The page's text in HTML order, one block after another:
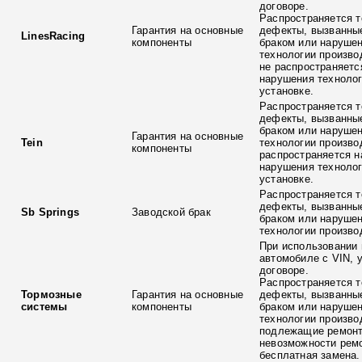
LinesRacing
Гарантия на основные
компоненты
договоре.
Распространяется
дефекты,
браком или
технологии
не
нарушения
установке.
Tein
Гарантия на основные
компоненты
Распространяется
дефекты,
браком или
технологии
распространяется
нарушения
установке.
Sb Springs Заводской брак
Распространяется
дефекты,
браком или
технологии
Тормозные
системы
Гарантия на основные
компоненты
При использовании
автомобиле с VIN,
договоре.
Распространяется
дефекты,
браком или
технологии
подлежащие
невозможности
бесплатная замена.